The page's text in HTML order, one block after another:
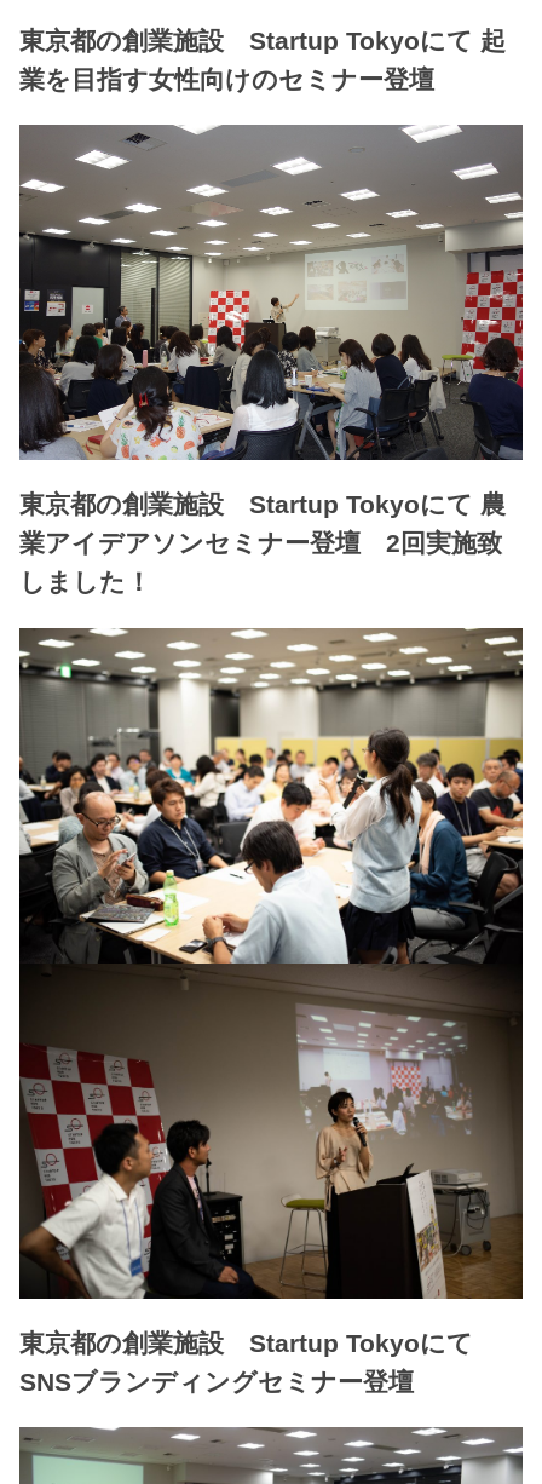
東京都の創業施設 Startup Tokyoにて 起
業を目指す女性向けのセミナー登壇
東京都の創業施設 Startup Tokyoにて 農
業アイデアソンセミナー登壇 2回実施致
しました！
東京都の創業施設 Startup Tokyoにて
SNSブランディングセミナー登壇